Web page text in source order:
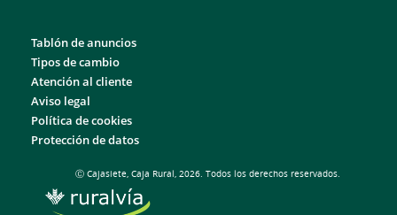
Tablón de anuncios
Tipos de cambio
Atención al cliente
Aviso legal
Política de cookies
Protección de datos
Ⓒ Cajasiete, Caja Rural, 2026. Todos los derechos reservados.